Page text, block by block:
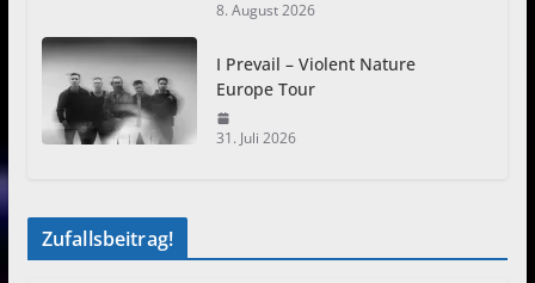
8. August 2026
I Prevail – Violent Nature
Europe Tour
31. Juli 2026
Zufallsbeitrag!